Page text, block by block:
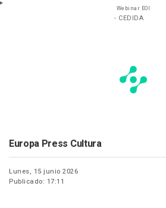
Webinar EOI
- CEDIDA
Europa Press Cultura
Lunes, 15 junio 2026
Publicado: 17:11